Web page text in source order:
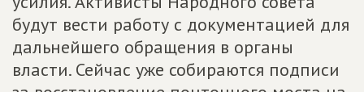
будут вести работу с документацией для
дальнейшего обращения в органы
власти. Сейчас уже собираются подписи